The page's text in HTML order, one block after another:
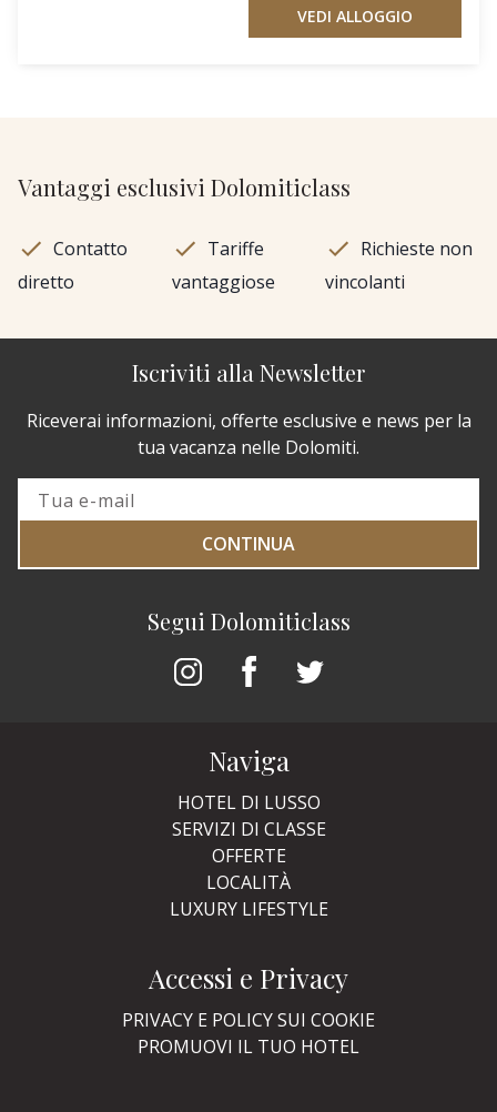
VEDI ALLOGGIO
Vantaggi esclusivi Dolomiticlass
Contatto
diretto
Tariffe
vantaggiose
Richieste non
vincolanti
Segui Dolomiticlass
Iscriviti alla Newsletter
Riceverai informazioni, offerte esclusive e news per la
tua vacanza nelle Dolomiti.
CONTINUA
Naviga
HOTEL DI LUSSO
SERVIZI DI CLASSE
OFFERTE
LOCALITÀ
LUXURY LIFESTYLE
Accessi e Privacy
PRIVACY E POLICY SUI COOKIE
PROMUOVI IL TUO HOTEL